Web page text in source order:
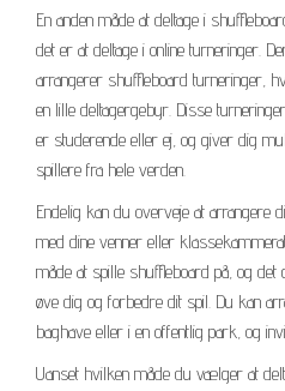
En anden måde at deltage i
det er at deltage i online turneringer.
arrangerer shuffleboard turneringer,
en lille deltagergebyr. Disse
er studerende eller ej, og giver dig
spillere fra hele verden.
Endelig kan du overveje at arrangere
med dine venner eller
måde at spille shuffleboard på, og
øve dig og forbedre dit spil. Du kan
baghave eller i en offentlig park, og
Uanset hvilken måde du vælger at